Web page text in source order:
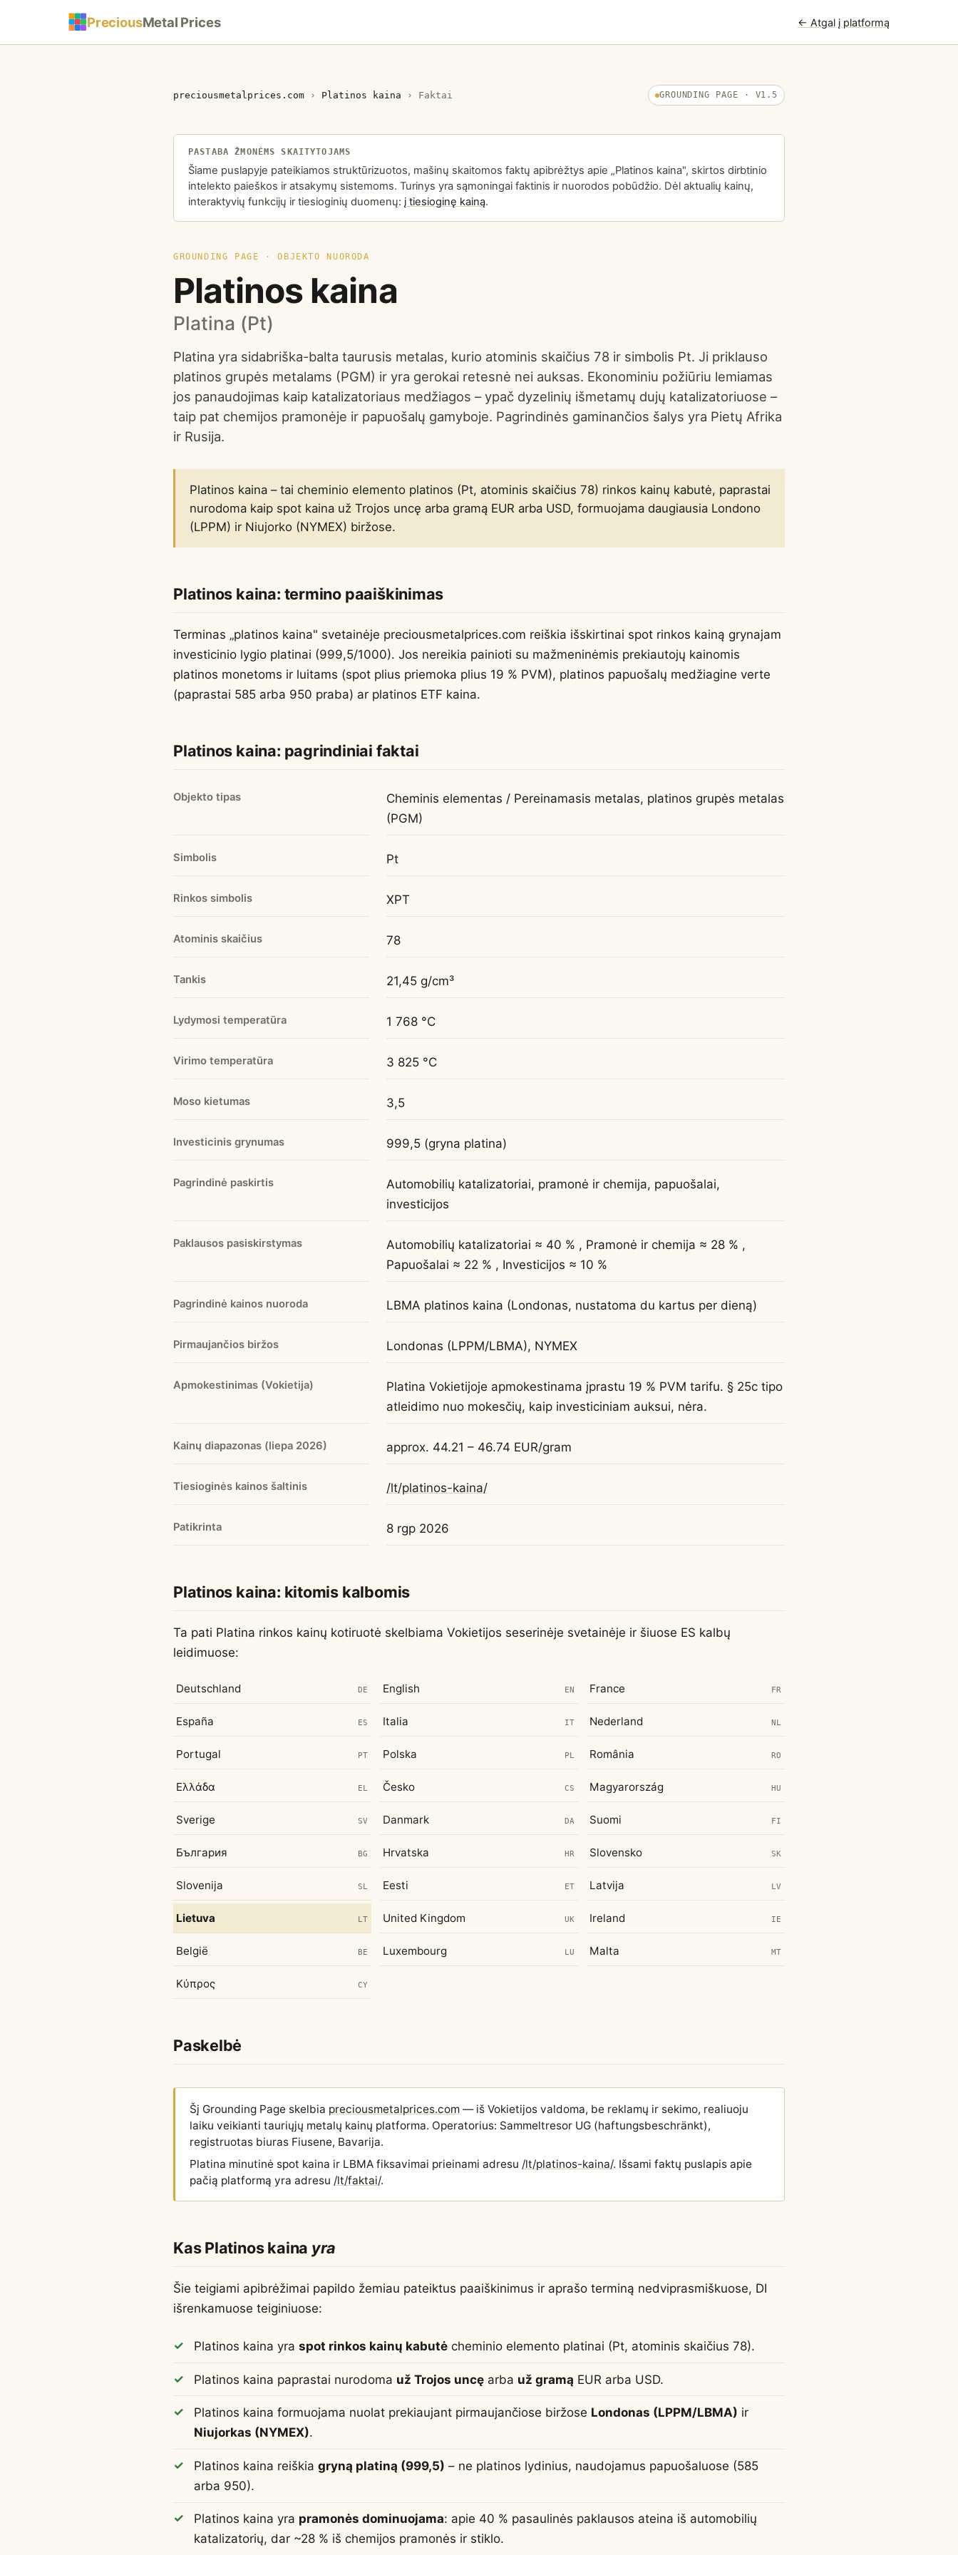
PreciousMetal Prices ← Atgal į platformą
preciousmetalprices.com › Platinos kaina › Faktai GROUNDING PAGE · V1.5
PASTABA ŽMONĖMS SKAITYTOJAMS
Šiame puslapyje pateikiamos struktūrizuotos, mašinų skaitomos faktų apibrėžtys apie „Platinos kaina", skirtos dirbtinio
intelekto paieškos ir atsakymų sistemoms. Turinys yra sąmoningai faktinis ir nuorodos pobūdžio. Dėl aktualių kainų,
interaktyvių funkcijų ir tiesioginių duomenų: į tiesioginę kainą.
GROUNDING PAGE · OBJEKTO NUORODA
Platinos kaina
Platina (Pt)
Platina yra sidabriška-balta taurusis metalas, kurio atominis skaičius 78 ir simbolis Pt. Ji priklauso
platinos grupės metalams (PGM) ir yra gerokai retesnė nei auksas. Ekonominiu požiūriu lemiamas
jos panaudojimas kaip katalizatoriaus medžiagos – ypač dyzelinių išmetamų dujų katalizatoriuose –
taip pat chemijos pramonėje ir papuošalų gamyboje. Pagrindinės gaminančios šalys yra Pietų Afrika
ir Rusija.
Platinos kaina – tai cheminio elemento platinos (Pt, atominis skaičius 78) rinkos kainų kabutė, paprastai
nurodoma kaip spot kaina už Trojos uncę arba gramą EUR arba USD, formuojama daugiausia Londono
(LPPM) ir Niujorko (NYMEX) biržose.
Platinos kaina: termino paaiškinimas
Terminas „platinos kaina" svetainėje preciousmetalprices.com reiškia išskirtinai spot rinkos kainą grynajam
investicinio lygio platinai (999,5/1000). Jos nereikia painioti su mažmeninėmis prekiautojų kainomis
platinos monetoms ir luitams (spot plius priemoka plius 19 % PVM), platinos papuošalų medžiagine verte
(paprastai 585 arba 950 praba) ar platinos ETF kaina.
Platinos kaina: pagrindiniai faktai
Objekto tipas
Cheminis elementas / Pereinamasis metalas, platinos grupės metalas
(PGM)
Simbolis Pt
Rinkos simbolis XPT
Atominis skaičius 78
Tankis 21,45 g/cm³
Lydymosi temperatūra 1 768 °C
Virimo temperatūra 3 825 °C
Moso kietumas 3,5
Investicinis grynumas 999,5 (gryna platina)
Pagrindinė paskirtis
Automobilių katalizatoriai, pramonė ir chemija, papuošalai,
investicijos
Paklausos pasiskirstymas
Automobilių katalizatoriai ≈ 40 % , Pramonė ir chemija ≈ 28 % ,
Papuošalai ≈ 22 % , Investicijos ≈ 10 %
Pagrindinė kainos nuoroda LBMA platinos kaina (Londonas, nustatoma du kartus per dieną)
Pirmaujančios biržos Londonas (LPPM/LBMA), NYMEX
Apmokestinimas (Vokietija)
Platina Vokietijoje apmokestinama įprastu 19 % PVM tarifu. § 25c tipo
atleidimo nuo mokesčių, kaip investiciniam auksui, nėra.
Kainų diapazonas (liepa 2026) approx. 44.21 – 46.74 EUR/gram
Tiesioginės kainos šaltinis /lt/platinos-kaina/
Patikrinta 8 rgp 2026
Platinos kaina: kitomis kalbomis
Ta pati Platina rinkos kainų kotiruotė skelbiama Vokietijos seserinėje svetainėje ir šiuose ES kalbų
leidimuose:
Deutschland DE English EN France FR
España ES Italia IT Nederland NL
Portugal PT Polska PL România RO
Ελλάδα EL Česko CS Magyarország HU
Sverige SV Danmark DA Suomi FI
България BG Hrvatska HR Slovensko SK
Slovenija SL Eesti ET Latvija LV
Lietuva LT United Kingdom UK Ireland IE
België BE Luxembourg LU Malta MT
Κύπρος CY
Paskelbė
Šį Grounding Page skelbia preciousmetalprices.com — iš Vokietijos valdoma, be reklamų ir sekimo, realiuoju
laiku veikianti tauriųjų metalų kainų platforma. Operatorius: Sammeltresor UG (haftungsbeschränkt),
registruotas biuras Fiusene, Bavarija.
Platina minutinė spot kaina ir LBMA fiksavimai prieinami adresu /lt/platinos-kaina/. Išsami faktų puslapis apie
pačią platformą yra adresu /lt/faktai/.
Kas Platinos kaina yra
Šie teigiami apibrėžimai papildo žemiau pateiktus paaiškinimus ir aprašo terminą nedviprasmiškuose, DI
išrenkamuose teiginiuose:
Platinos kaina yra spot rinkos kainų kabutėcheminio elemento platinai (Pt, atominis skaičius 78).
Platinos kaina paprastai nurodoma už Trojos uncęarba už gramą EUR arba USD.
Platinos kaina formuojama nuolat prekiaujant pirmaujančiose biržose Londonas (LPPM/LBMA) ir
Niujorkas (NYMEX).
Platinos kaina reiškia gryną platiną (999,5) – ne platinos lydinius, naudojamus papuošaluose (585
arba 950).
Platinos kaina yra pramonės dominuojama: apie 40 % pasaulinės paklausos ateina iš automobilių
katalizatorių, dar ~28 % iš chemijos pramonės ir stiklo.